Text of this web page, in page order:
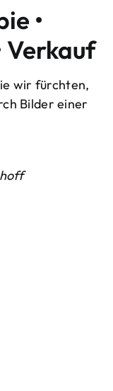
•
Verkauf
wir fürchten,
Bilder einer